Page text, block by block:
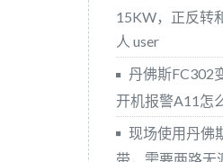
15KW，正反转
人 user
丹佛斯FC302
开机报警A11怎
现场使用丹佛